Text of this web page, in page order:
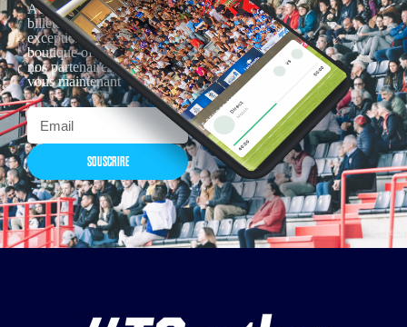
Actualités, nouveautés,
billetterie, remises
exceptionnelles dans la
boutique officielles & chez
nos partenaires… Inscrivez-
vous maintenant
SOUSCRIRE